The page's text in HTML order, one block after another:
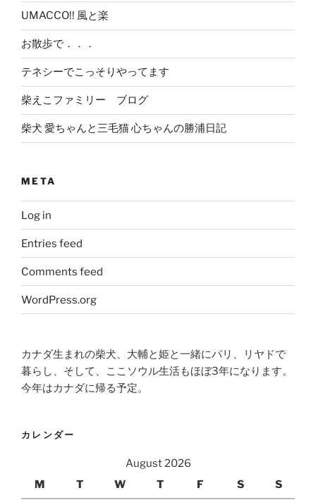
UMACCO!! 風と楽
お散歩で．．．
テネシーでこっそりやってます
柴えこファミリー ブログ
柴犬 愛ちゃんと三毛猫 心ちゃんの勝浦日記
META
Log in
Entries feed
Comments feed
WordPress.org
カナダ生まれの柴犬、大輔と姫と一緒にパリ、リヤドで
暮らし、そして、ここソウル生活もほぼ3年になります。
今年はカナダに帰る予定。
カレンダー
August 2026
M
T W T F S S